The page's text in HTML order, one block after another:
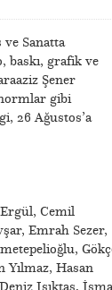
Sanatta
baskı, grafik ve
Şener
gibi
26 Ağustos’a
Cemil
Emrah Sezer,
Yılmaz, Hasan
Işıktaş,